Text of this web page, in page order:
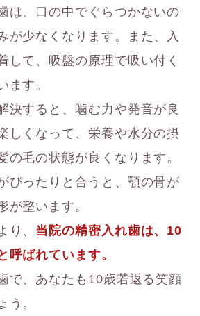
は、口の中でぐらつかないの
が少なくなります。また、入
して、吸盤の原理で吸い付く
ます。
決すると、噛む力や発音が良
しくなって、栄養や水分の摂
の毛の状態が良くなります。
ぴったりと合うと、顎の骨が
が整います。
り、 当院の精密入れ歯は、10
呼ばれています。
で、あなたも10歳若返る笑顔
う。